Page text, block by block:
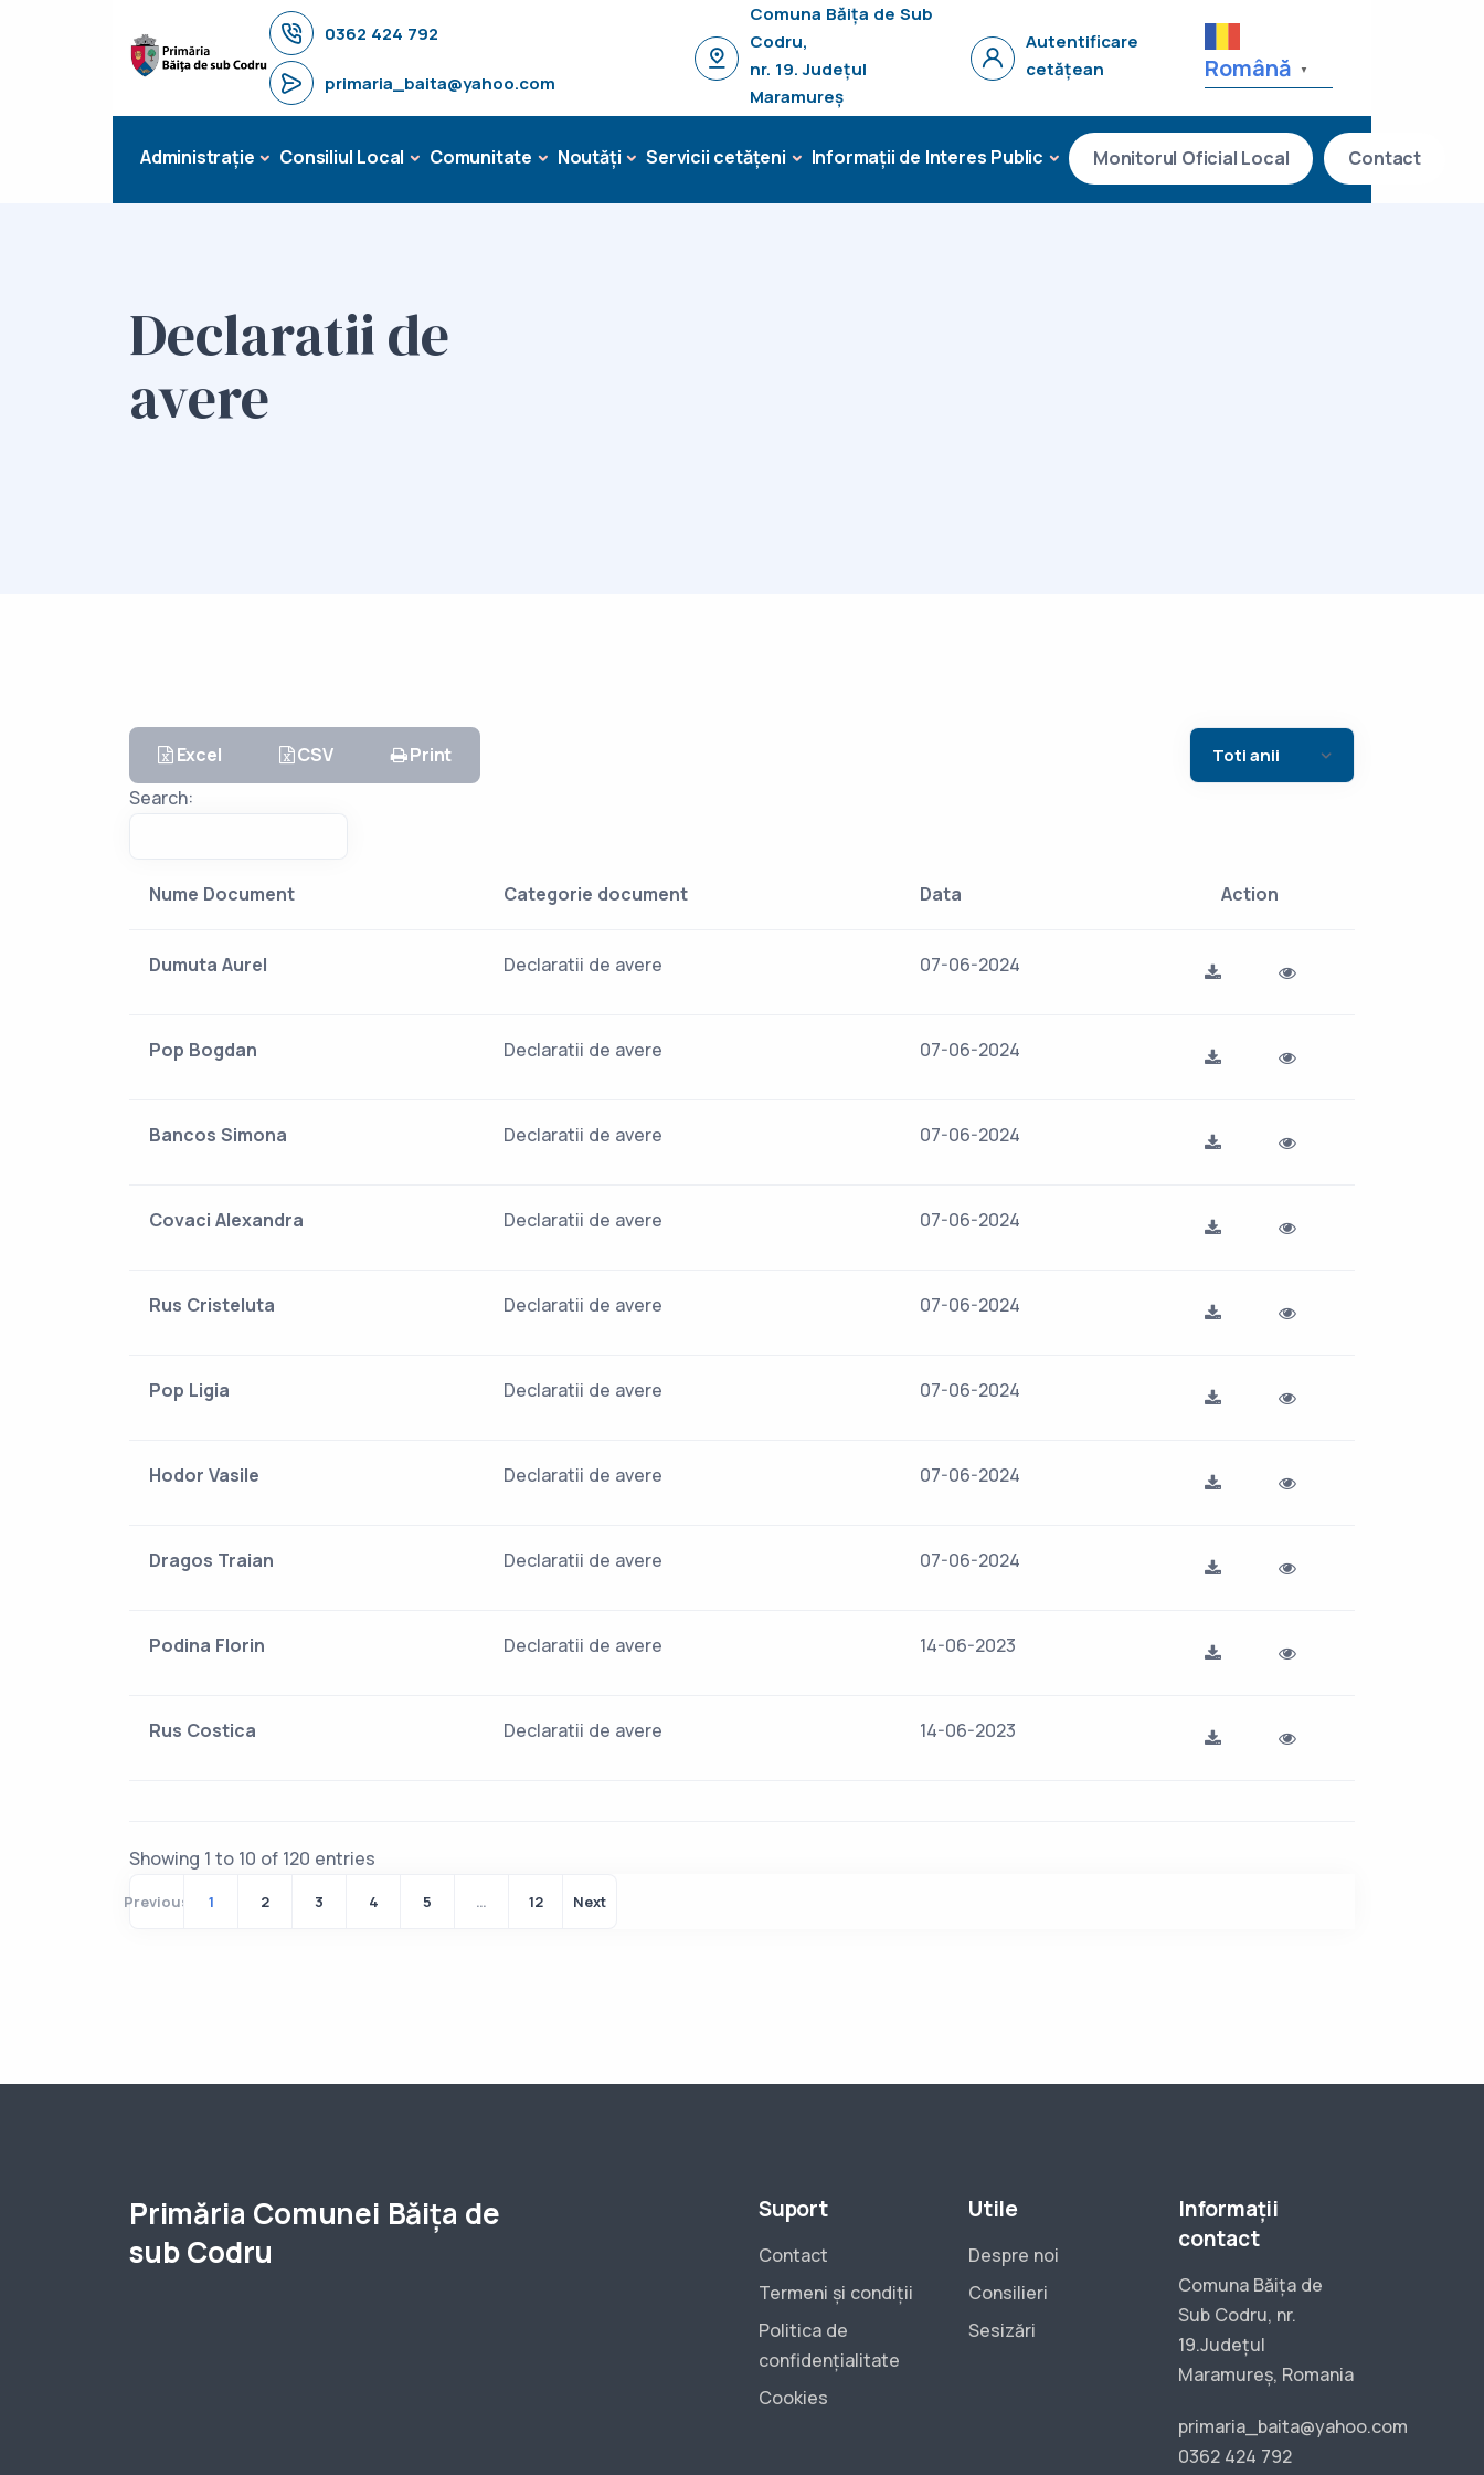
0362 424 792
primaria_baita@yahoo.com
Comuna Băița de Sub
Codru,
nr. 19. Județul
Maramureș
Autentificare
cetățean
Română ▼
Administrație Consiliul Local Comunitate Noutăți Servicii cetățeni Informații de Interes Public Monitorul Oficial Local Contact
Declaratii de
avere
Excel CSV
Print
Search:
Nume Document Categorie document Data Action
Dumuta Aurel Declaratii de avere 07-06-2024
Pop Bogdan Declaratii de avere 07-06-2024
Bancos Simona Declaratii de avere 07-06-2024
Covaci Alexandra Declaratii de avere 07-06-2024
Rus Cristeluta Declaratii de avere 07-06-2024
Pop Ligia Declaratii de avere 07-06-2024
Hodor Vasile Declaratii de avere 07-06-2024
Dragos Traian Declaratii de avere 07-06-2024
Podina Florin Declaratii de avere 14-06-2023
Rus Costica Declaratii de avere 14-06-2023
Showing 1 to 10 of 120 entries
Previous 1 2 3 4 5 … 12 Next
Primăria Comunei Băița de
sub Codru
Suport
Contact
Termeni și condiții
Politica de
confidențialitate
Cookies
Utile
Despre noi
Consilieri
Sesizări
Informații
contact
Comuna Băița de
Sub Codru, nr.
19.Județul
Maramureș, Romania
primaria_baita@yahoo.com
0362 424 792